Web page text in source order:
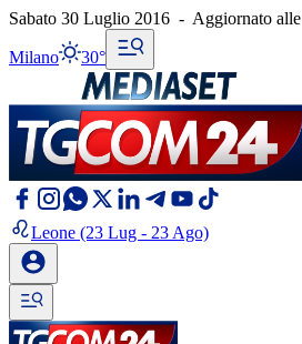
Sabato 30 Luglio 2016 - Aggiornato alle
Milano 30°
Leone (23 Lug - 23 Ago)